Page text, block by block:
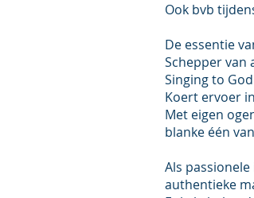
Ook bvb
De essentie
Schepper van
Singing to
Koert ervoer
Met eigen
blanke één
Als
authentieke